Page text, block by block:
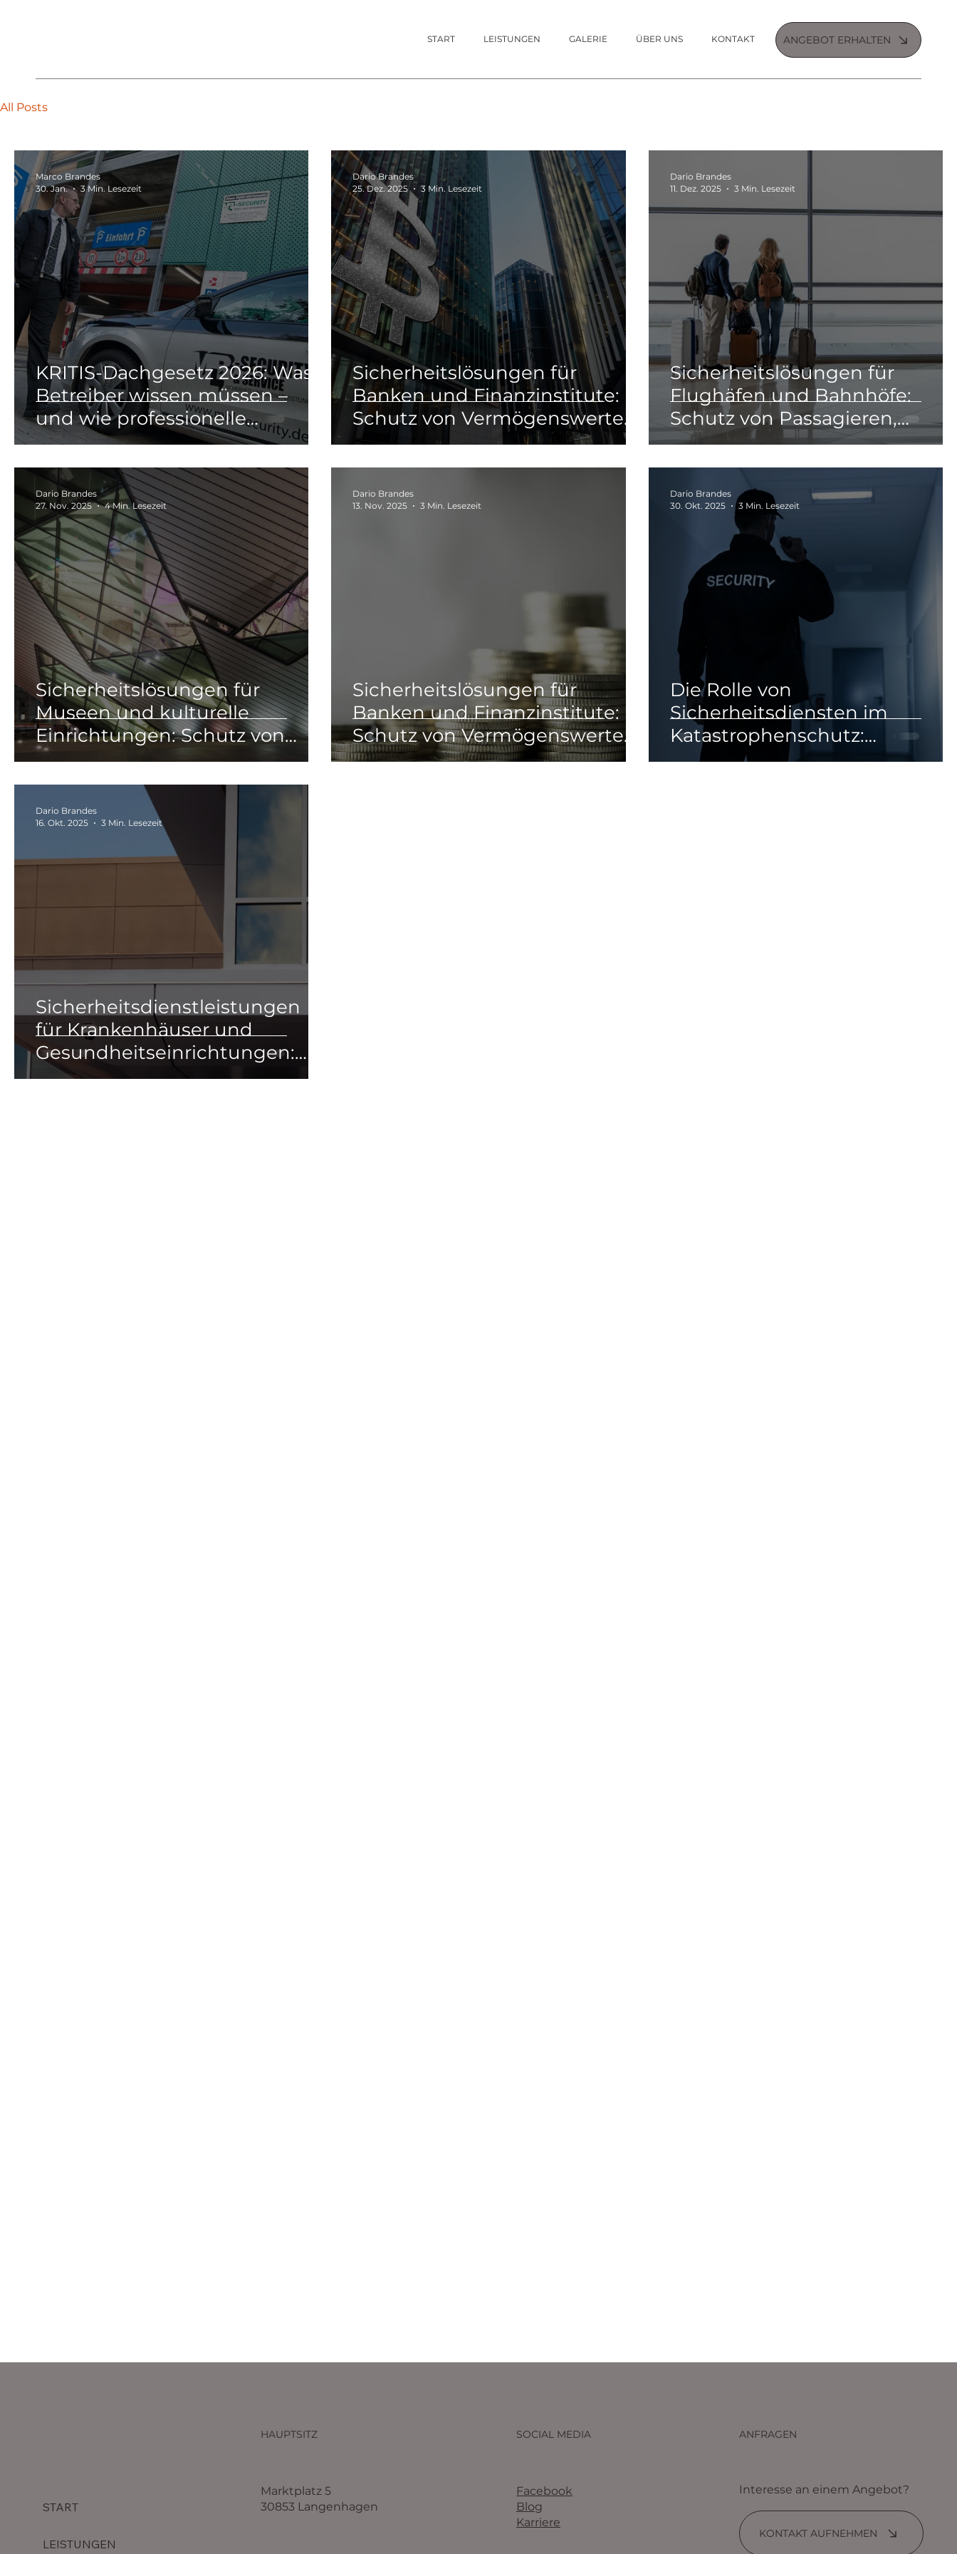
ANGEBOT ERHALTEN
START LEISTUNGEN GALERIE ÜBER UNS KONTAKT
All Posts
KRITIS-Dachgesetz 2026: Was
Betreiber wissen müssen –
und wie professionelle
Sicherheit schützt
Marco Brandes
30. Jan.
3 Min. Lesezeit
Sicherheitslösungen für
Banken und Finanzinstitute:
Schutz von Vermögenswerten
und sensiblen Daten
Dario Brandes
25. Dez. 2025
3 Min. Lesezeit
Sicherheitslösungen für
Flughäfen und Bahnhöfe:
Schutz von Passagieren,
Personal und Infrastruktur
Dario Brandes
11. Dez. 2025
3 Min. Lesezeit
Sicherheitslösungen für
Museen und kulturelle
Einrichtungen: Schutz von
Kunst und Kulturerbe
Dario Brandes
27. Nov. 2025
4 Min. Lesezeit
Sicherheitslösungen für
Banken und Finanzinstitute:
Schutz von Vermögenswerten
und Kunden
Dario Brandes
13. Nov. 2025
3 Min. Lesezeit
Die Rolle von
Sicherheitsdiensten im
Katastrophenschutz:
Schnelligkeit und Effizienz im
Dario Brandes
30. Okt. 2025
3 Min. Lesezeit
Sicherheitsdienstleistungen
für Krankenhäuser und
Gesundheitseinrichtungen:
Schutz für Patienten, Personal
Dario Brandes
16. Okt. 2025
3 Min. Lesezeit
START
LEISTUNGEN
Marktplatz 5
30853 Langenhagen
HAUPTSITZ SOCIAL MEDIA
Facebook
Blog
Karriere
ANFRAGEN
Interesse an einem Angebot?
KONTAKT AUFNEHMEN